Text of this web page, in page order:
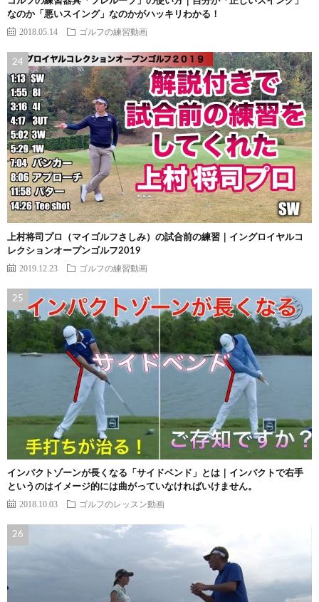
なのか「悪いスイング」なのかがハッキリわかる！
2018.05.14 ゴルフの練習動画
上村将司プロ（マイゴルフさしみ）の試合前の練習｜イングロイヤルコ
レクションオープンゴルフ2019
2019.12.23 ゴルフの練習動画
インパクトゾーンが長くなる「サイドベンド」とは｜インパクトで右手
というのはイメージ的には曲がっていなければいけません。
2018.10.03 ゴルフのレッスン動画